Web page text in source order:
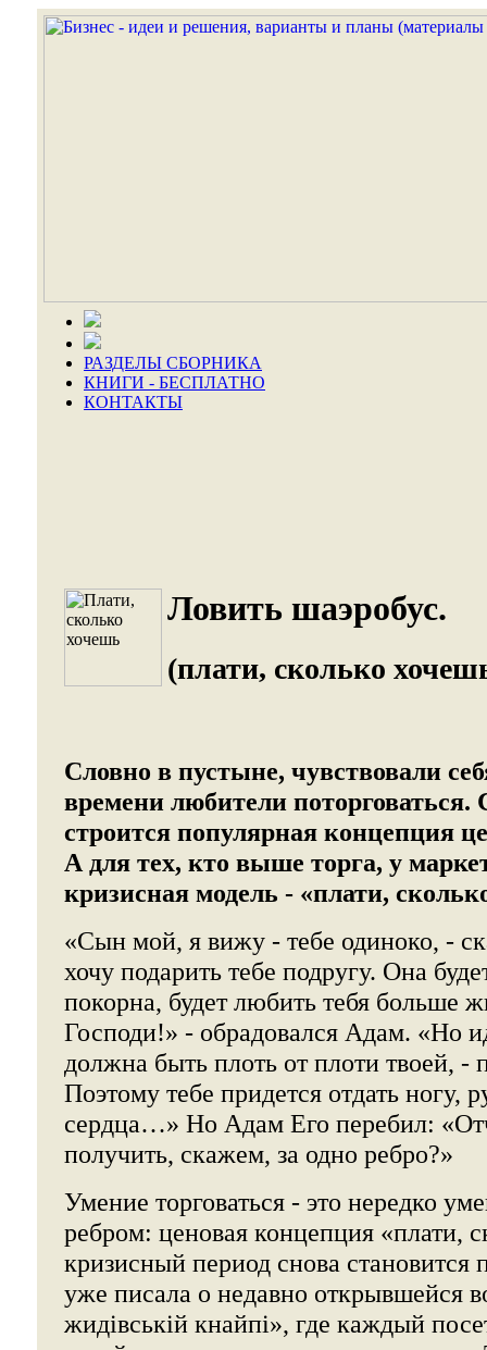
РАЗДЕЛЫ СБОРНИКА
КНИГИ - БЕСПЛАТНО
КОНТАКТЫ
Ловить шаэробус.
(плати, сколько
Словно в пустыне, чувствовали
времени любители поторговаться.
строится популярная концепция
А для тех, кто выше торга, у
кризисная модель - «плати,
«Сын мой, я вижу - тебе одиноко, -
хочу подарить тебе подругу. Она
покорна, будет любить тебя больше
Господи!» - обрадовался Адам. «Но
должна быть плоть от плоти твоей, -
Поэтому тебе придется отдать ногу,
сердца…» Но Адам Его перебил:
получить, скажем, за одно ребро?»
Умение торговаться - это нередко
ребром: ценовая концепция «плати,
кризисный период снова
уже писала о недавно открывшейся
жидівській кнайпі», где каждый